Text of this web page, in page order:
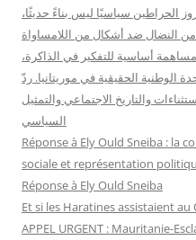
الحراطين سياسيًا ليس بناءً حديثًا،
النضال ضد أشكال من اللامساواة
مساهمة أساسية للتفكير في الذاكرة،
الوطنية الحقيقية في موريتانيا. ردّ
والتاريخ الاجتماعي والتمثيل
السياسي
Réponse à Ely Ould Sneiba : la
sociale et représentation
Réponse à Ely Ould Sneiba
Et si les Haratines assistaient au
APPEL URGENT : Mauritanie-